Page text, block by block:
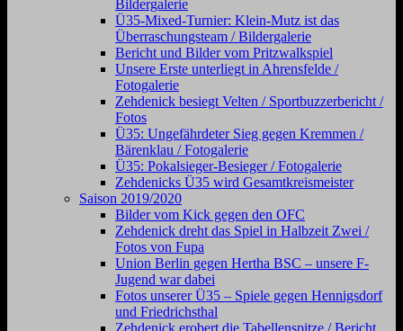
Bildergalerie
Ü35-Mixed-Turnier: Klein-Mutz ist das
Überraschungsteam / Bildergalerie
Bericht und Bilder vom Pritzwalkspiel
Unsere Erste unterliegt in Ahrensfelde /
Fotogalerie
Zehdenick besiegt Velten / Sportbuzzerbericht /
Fotos
Ü35: Ungefährdeter Sieg gegen Kremmen /
Bärenklau / Fotogalerie
Ü35: Pokalsieger-Besieger / Fotogalerie
Zehdenicks Ü35 wird Gesamtkreismeister
Saison 2019/2020
Bilder vom Kick gegen den OFC
Zehdenick dreht das Spiel in Halbzeit Zwei /
Fotos von Fupa
Union Berlin gegen Hertha BSC – unsere F-
Jugend war dabei
Fotos unserer Ü35 – Spiele gegen Hennigsdorf
und Friedrichsthal
Zehdenick erobert die Tabellenspitze / Bericht